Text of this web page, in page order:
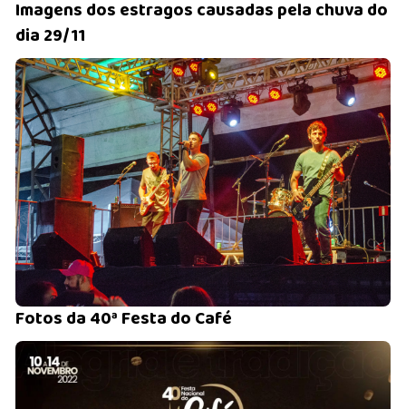
Imagens dos estragos causadas pela chuva do
dia 29/11
Fotos da 40ª Festa do Café